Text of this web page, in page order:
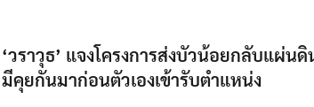
‘วราวุธ’ แจงโครงการส่งบัวน้อยกลับแผ่นดิ
มีคุยกันมาก่อนตัวเองเข้ารับตำแหน่ง